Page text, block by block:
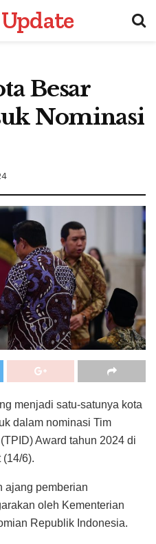
Besar
Nominasi
menjadi satu-satunya kota
dalam nominasi Tim
Award tahun 2024 di
(14/6).
ajang pemberian
oleh Kementerian
Republik Indonesia.